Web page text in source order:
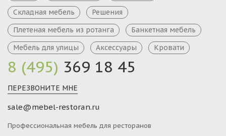
8 (495) 369 18 45
ПЕРЕЗВОНИТЕ МНЕ
sale@mebel-restoran.ru
Профессиональная мебель для ресторанов
Складная мебель
Решения
Плетеная мебель из ротанга
Банкетная мебель
Мебель для улицы
Аксессуары Кровати